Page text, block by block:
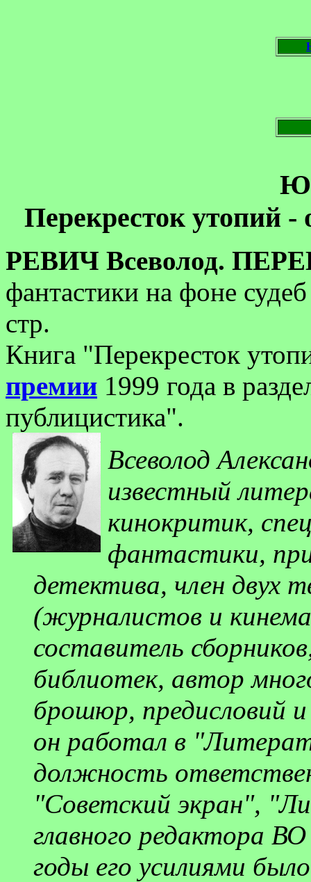
Перекресток утопий -
РЕВИЧ Всеволод.
фантастики на фоне
стр.
Книга "Перекресток
премии 1999 года в
публицистика".
Всеволод
известный
кинокритик,
фантастики,
детектива, член двух
(журналистов и
составитель
библиотек, автор
брошюр, предисловий и
он работал в
должность
"Советский экран",
главного редактора
годы его усилиями